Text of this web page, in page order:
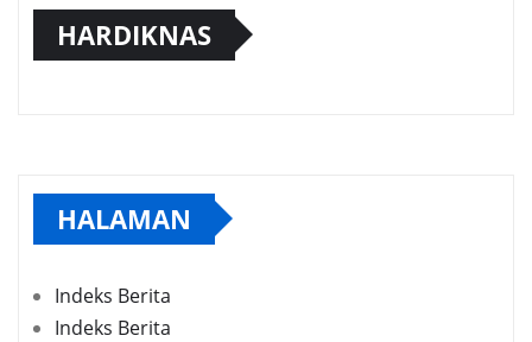
HARDIKNAS
HALAMAN
Indeks Berita
Indeks Berita